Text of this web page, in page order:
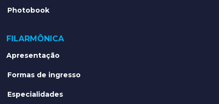
Photobook
FILARMÔNICA
Apresentação
Formas de ingresso
Especialidades